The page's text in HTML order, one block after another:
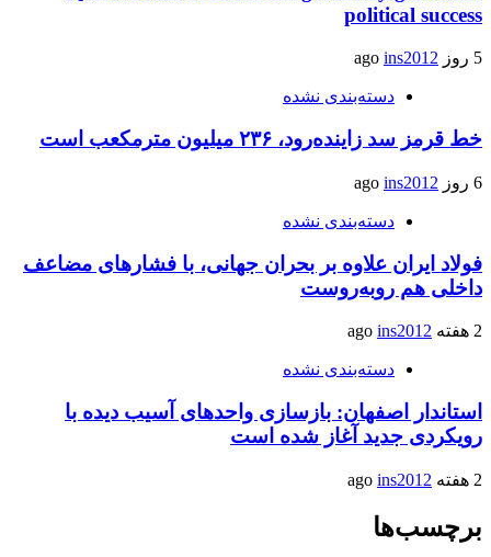
political success
5 روز ago ins2012
دسته‌بندی نشده
خط قرمز سد زاینده‌رود، ۲۳۶ میلیون مترمکعب است
6 روز ago ins2012
دسته‌بندی نشده
فولاد ایران علاوه بر بحران جهانی، با فشارهای مضاعف
داخلی هم روبه‌روست
2 هفته ago ins2012
دسته‌بندی نشده
استاندار اصفهان: بازسازی واحدهای آسیب دیده با
رویکردی جدید آغاز شده است
2 هفته ago ins2012
برچسب‌ها